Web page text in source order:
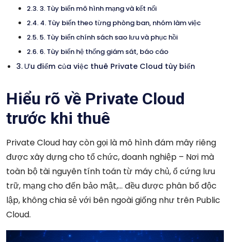
3. Tùy biến mô hình mạng và kết nối
4. Tùy biến theo từng phòng ban, nhóm làm việc
5. Tùy biến chính sách sao lưu và phục hồi
6. Tùy biến hệ thống giám sát, báo cáo
Ưu điểm của việc thuê Private Cloud tùy biến
Hiểu rõ về Private Cloud
trước khi thuê
Private Cloud hay còn gọi là mô hình đám mây riêng
được xây dựng cho tổ chức, doanh nghiệp – Nơi mà
toàn bộ tài nguyên tính toán từ máy chủ, ổ cứng lưu
trữ, mạng cho đến bảo mật,… đều được phân bổ độc
lập, không chia sẻ với bên ngoài giống như trên Public
Cloud.